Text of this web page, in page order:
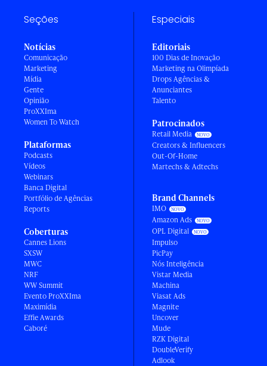
Seções
Notícias
Comunicação
Marketing
Mídia
Gente
Opinião
ProXXIma
Women To Watch
Plataformas
Podcasts
Vídeos
Webinars
Banca Digital
Portfólio de Agências
Reports
Coberturas
Cannes Lions
SXSW
MWC
NRF
WW Summit
Evento ProXXIma
Maximídia
Effie Awards
Caboré
Especiais
Editoriais
100 Dias de Inovação
Marketing na Olimpíada
Drops Agências &
Anunciantes
Talento
Patrocinados
Retail Media
Creators & Influencers
Out-Of-Home
Martechs & Adtechs
Brand Channels
IMO
Amazon Ads
OPL Digital
Impulso
PicPay
Nós Inteligência
Vistar Media
Machina
Viasat Ads
Magnite
Uncover
Mude
RZK Digital
DoubleVerify
Adlook